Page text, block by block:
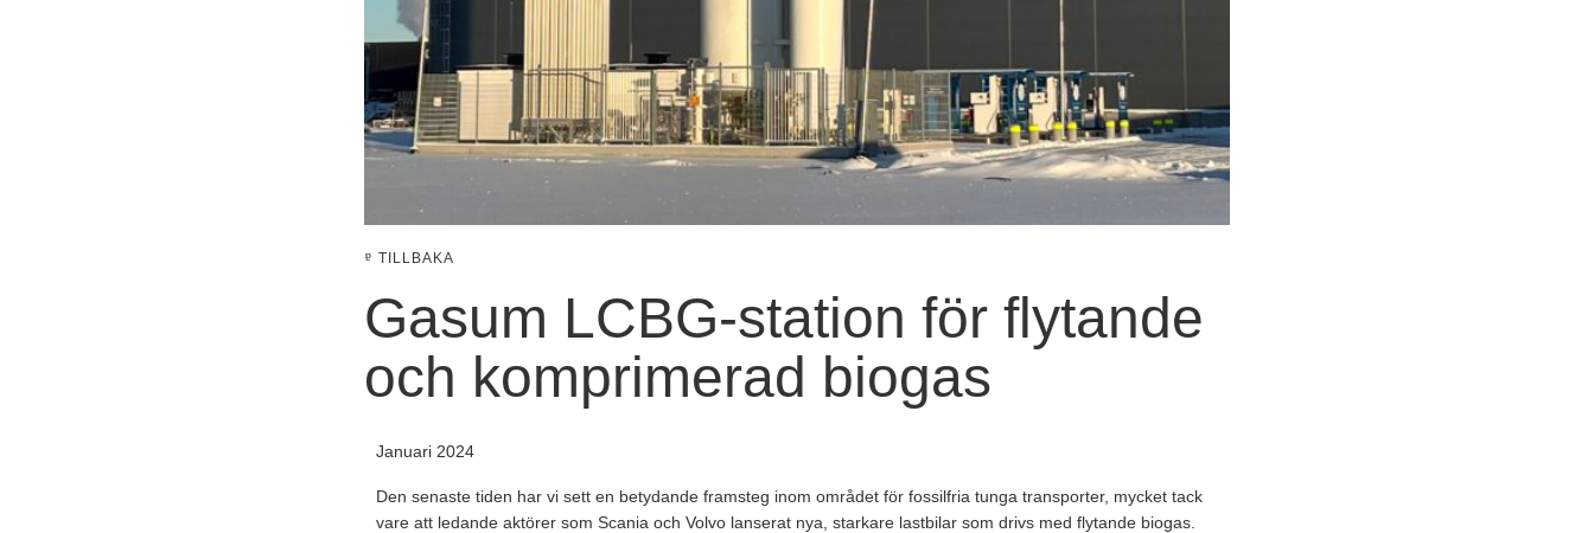
TILLBAKA
Gasum LCBG-station för flytande
och komprimerad biogas
Januari 2024
Den senaste tiden har vi sett en betydande framsteg inom området för fossilfria tunga transporter, mycket tack
vare att ledande aktörer som Scania och Volvo lanserat nya, starkare lastbilar som drivs med flytande biogas.